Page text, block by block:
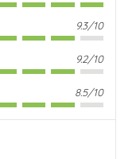
9.3/10
9.2/10
8.5/10